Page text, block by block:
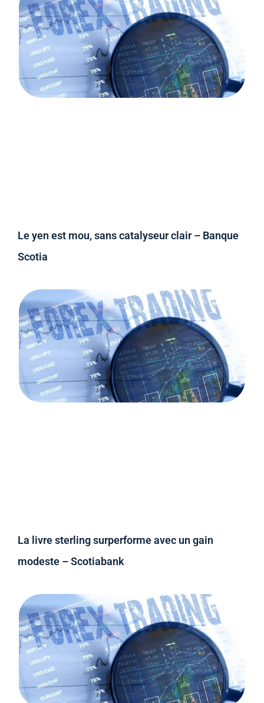
Le yen est mou, sans catalyseur clair – Banque
Scotia
La livre sterling surperforme avec un gain
modeste – Scotiabank